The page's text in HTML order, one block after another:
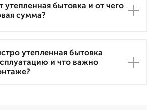
утепленная бытовка и от чего
сумма?
утепленная бытовка
и что важно